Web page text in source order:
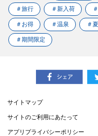
＃旅行 ＃新入荷
＃お得 ＃温泉 ＃夏
＃期間限定
サイトマップ
サイトのご利用にあたって
アプリプライバシーポリシー